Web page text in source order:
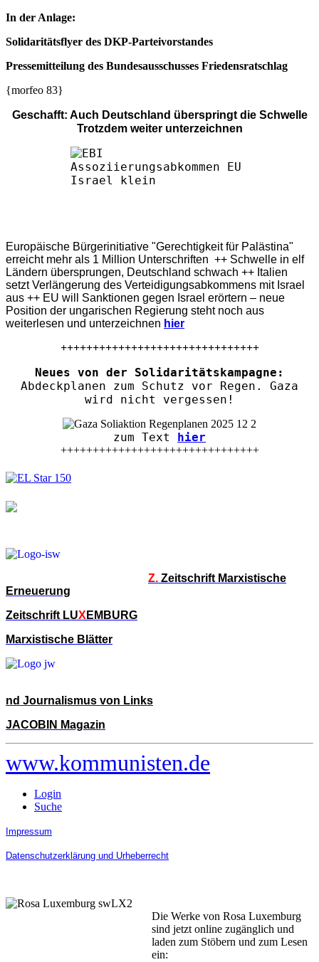
In der Anlage:
Solidaritätsflyer des DKP-Parteivorstandes
Pressemitteilung des Bundesausschusses Friedensratschlag
{morfeo 83}
Geschafft: Auch Deutschland überspringt die Schwelle
Trotzdem weiter unterzeichnen
Europäische Bürgerinitiative "Gerechtigkeit für Palästina"
erreicht mehr als 1 Million Unterschriften ++ Schwelle in elf
Ländern übersprungen, Deutschland schwach ++ Italien
setzt Verlängerung des Verteidigungsabkommens mit Israel
aus ++ EU will Sanktionen gegen Israel erörtern – neue
Position der ungarischen Regierung steht noch aus
weiterlesen und unterzeichnen hier
+++++++++++++++++++++++++++++++
Neues von der Solidaritätskampagne:
Abdeckplanen zum Schutz vor Regen. Gaza
wird nicht vergessen!
zum Text hier
+++++++++++++++++++++++++++++++
Z. Zeitschrift Marxistische
Erneuerung
Zeitschrift LUX EMBURG
Marxistische Blätter
nd Journalismus von Links
JACOBIN Magazin
www.kommunisten.de
Login
Suche
Impressum
Datenschutzerklärung und Urheberrecht
Die Werke von Rosa Luxemburg
sind jetzt online zugänglich und
laden zum Stöbern und zum Lesen
ein: